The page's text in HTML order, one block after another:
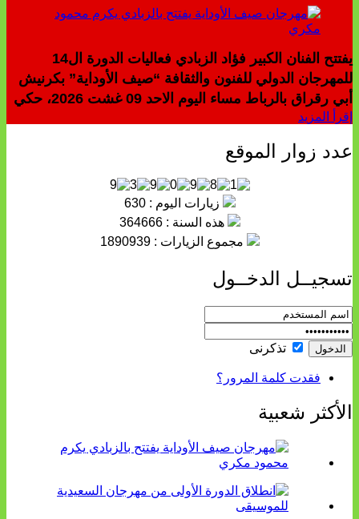
يفتتح الفنان الكبير فؤاد الزبادي فعاليات الدورة ال14
للمهرجان الدولي للفنون والثقافة “صيف الأوداية” بكرنيش
أبي رقراق بالرباط مساء اليوم الاحد 09 غشت 2026، حكي
إقرأ المزيد
عدد زوار الموقع
زيارات اليوم : 630
هذه السنة : 364666
مجموع الزيارات : 1890939
تسجيــل الدخــول
تذكرنى
فقدت كلمة المرور؟
الأكثر شعبية